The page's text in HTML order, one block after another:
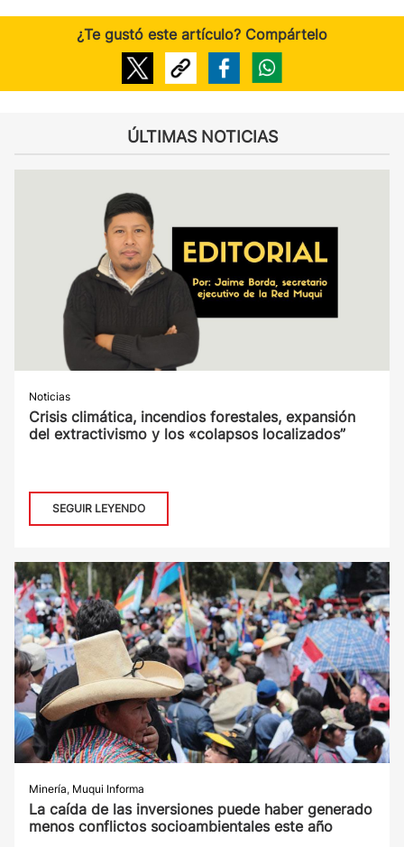
¿Te gustó este artículo? Compártelo
ÚLTIMAS NOTICIAS
Noticias
Crisis climática, incendios forestales, expansión
del extractivismo y los «colapsos localizados”
SEGUIR LEYENDO
Minería, Muqui Informa
La caída de las inversiones puede haber generado
menos conflictos socioambientales este año